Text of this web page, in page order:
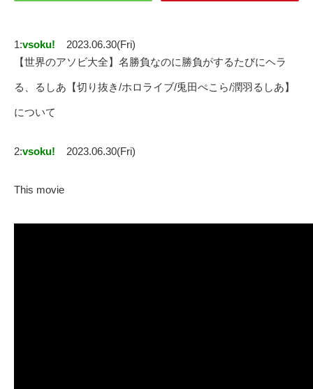
1:vsoku!
2023.06.30(Fri)
【世界のアソビ大全】名勝負なのに勝負がするたびにヘラ
る、るしあ【切り抜き/ホロライブ/兎田ぺこら/潤羽るしあ】
について
2:vsoku! 2023.06.30(Fri)
This movie